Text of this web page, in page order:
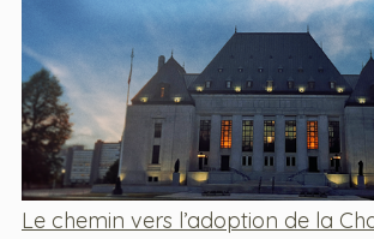
Le chemin vers l’adoption de la